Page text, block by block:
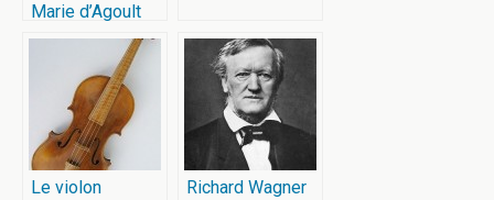
Marie d’Agoult
Le violon Richard Wagner